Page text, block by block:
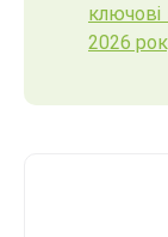
ключові
2026